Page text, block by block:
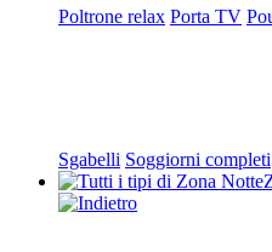
Poltrone relax Porta TV
Sgabelli Soggiorni completi